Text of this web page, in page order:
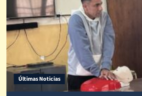
Últimas Noticias